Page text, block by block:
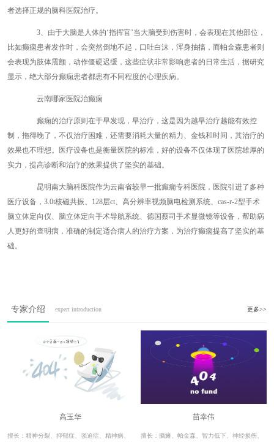
者选择正规的脑科医院治疗。
3、由于大脑是人体的‘指挥官’当大脑受到伤害时，会表现在其他部位，
比如癫痫患者发作时，会突然倒地不起，口吐白沫，浑身抽搐，而帕金森患者则
会表现为肢体震颤，动作僵硬迟缓，这些症状非常影响患者的日常生活，据研究
显示，绝大部分癫痫患者都患有不同程度的心理疾病。
云南哪家医院治癫痫
癫痫的治疗原则在于早发现，早治疗，这是因为越早治疗越能有效控
制，拖得晚了，不仅治疗困难，还需要消耗大量的精力、金钱和时间，其治疗的
效果也不理想。医疗设备也是衡量医院的标准，好的设备不仅体现了医院雄厚的
实力，提高诊断和治疗的效果提供了坚实的基础。
昆明南大脑科医院作为云南省较早一批癫痫专科医院，医院引进了多种
医疗设备，3.0t核磁共振、128层ct、高分辨率视频脑电检测系统、cas-r-2型手术
脑立体定向仪、脑立体定向手术导航系统、德国蔡司手术显微镜等设备，帮助病
人更好的查明病，准确的制定适合病人的治疗方案，为治疗癫痫提高了坚实的基
础。
专家介绍 expert introduction 更多>>
高玉华
擅长：精神分裂、抑郁症、强迫症、精神病、
苗幸伟
擅长：脑瘫、帕金森、智力低下、神经损伤、